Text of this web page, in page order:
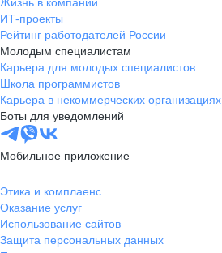
ИТ-проекты
Рейтинг работодателей России
Молодым специалистам
Карьера для молодых специалистов
Школа программистов
Карьера в некоммерческих организациях
Боты для уведомлений
Мобильное приложение
Этика и комплаенс
Оказание услуг
Использование сайтов
Защита персональных данных